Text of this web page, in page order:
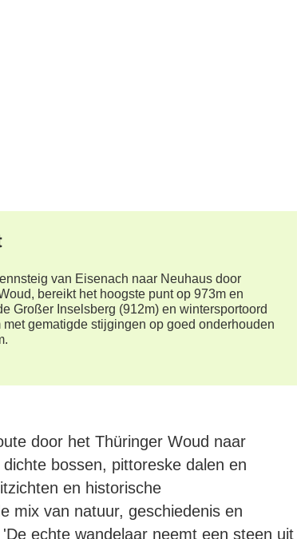
van Eisenach naar Neuhaus door
bereikt het hoogste punt op 973m en
Großer Inselsberg (912m) en wintersportoord
gematigde stijgingen op goed onderhouden
door het Thüringer Woud naar
bossen, pittoreske dalen en
en historische
mix van natuur, geschiedenis en
echte wandelaar neemt een steen uit